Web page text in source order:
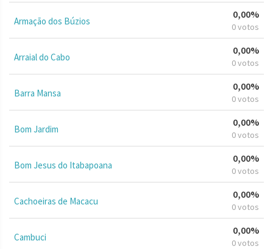
Armação dos Búzios
0,00%
0 votos
Arraial do Cabo
0,00%
0 votos
Barra Mansa
0,00%
0 votos
Bom Jardim
0,00%
0 votos
Bom Jesus do Itabapoana
0,00%
0 votos
Cachoeiras de Macacu
0,00%
0 votos
Cambuci
0,00%
0 votos